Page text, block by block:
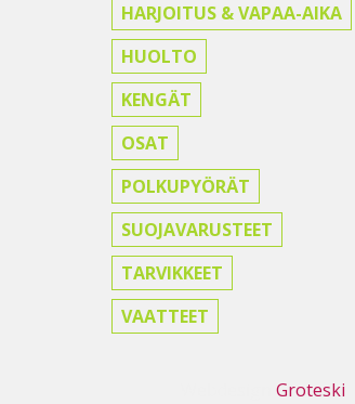
HARJOITUS & VAPAA-AIKA
HUOLTO
KENGÄT
OSAT
POLKUPYÖRÄT
SUOJAVARUSTEET
TARVIKKEET
VAATTEET
Groteski